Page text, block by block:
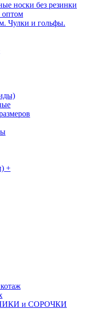
носки без резинки
оптом
Чулки и гольфы.
+
и СОРОЧКИ